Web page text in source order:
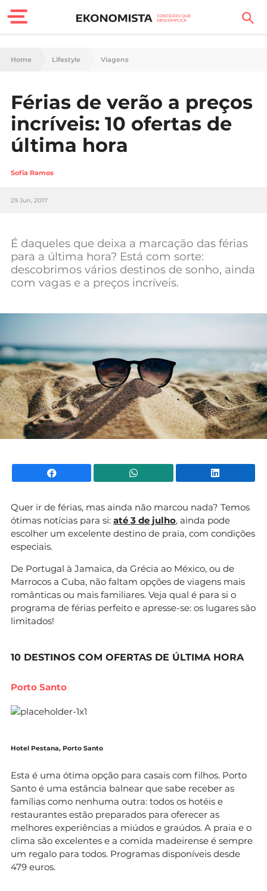
Finanças Pessoais
Carreira
Casa
Lifestyle
Sociedade
Negócios
Mundial 2026
Home Lifestyle Viagens
Férias de verão a preços
incríveis: 10 ofertas de
última hora
Sofia Ramos
29 Jun, 2017
É daqueles que deixa a marcação das férias
para a última hora? Está com sorte:
descobrimos vários destinos de sonho, ainda
com vagas e a preços incríveis.
Facebook WhatsApp
Quer ir de férias, mas ainda não marcou nada? Temos
ótimas notícias para si: até 3 de julho, ainda pode
escolher um excelente destino de praia, com condições
especiais.
De Portugal à Jamaica, da Grécia ao México, ou de
Marrocos a Cuba, não faltam opções de viagens mais
românticas ou mais familiares. Veja qual é para si o
programa de férias perfeito e apresse-se: os lugares são
limitados!
10 DESTINOS COM OFERTAS DE ÚLTIMA HORA
Porto Santo
Hotel Pestana, Porto Santo
Esta é uma ótima opção para casais com filhos. Porto
Santo é uma estância balnear que sabe receber as
famílias como nenhuma outra: todos os hotéis e
restaurantes estão preparados para oferecer as
melhores experiências a miúdos e graúdos. A praia e o
clima são excelentes e a comida madeirense é sempre
um regalo para todos. Programas disponíveis desde
479 euros.